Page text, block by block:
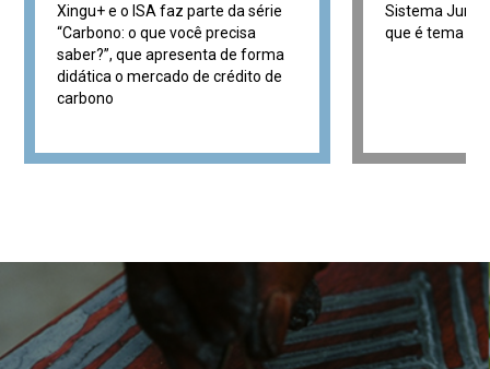
Xingu+ e o ISA faz parte da série
“Carbono: o que você precisa
saber?”, que apresenta de forma
didática o mercado de crédito de
carbono
Sistema
que é tema de